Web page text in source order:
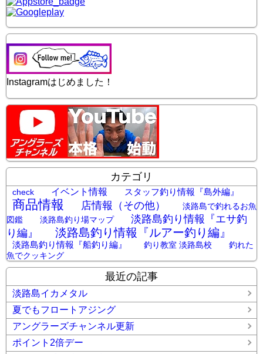
Instagramはじめました！
カテゴリ
check イベント情報 スタッフ釣り情報『島外編』
商品情報 店情報（その他）
淡路島で釣れるお魚
図鑑
淡路島釣り場マップ
淡路島釣り情報『エサ釣
り編』
淡路島釣り情報『ルアー釣り編』
淡路島釣り情報『船釣り編』 釣り教室 淡路島校
釣れた
魚でクッキング
最近の記事
淡路島イカメタル
夏でもフロートアジング
アングラーズチャンネル更新
ポイント2倍デー